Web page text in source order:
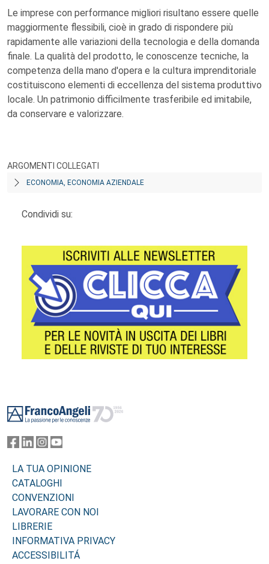
Le imprese con performance migliori risultano essere quelle
maggiormente flessibili, cioè in grado di rispondere più
rapidamente alle variazioni della tecnologia e della domanda
finale. La qualità del prodotto, le conoscenze tecniche, la
competenza della mano d'opera e la cultura imprenditoriale
costituiscono elementi di eccellenza del sistema produttivo
locale. Un patrimonio difficilmente trasferibile ed imitabile,
da conservare e valorizzare.
ARGOMENTI COLLEGATI
ECONOMIA, ECONOMIA AZIENDALE
Condividi su:
LA TUA OPINIONE
CATALOGHI
CONVENZIONI
LAVORARE CON NOI
LIBRERIE
INFORMATIVA PRIVACY
ACCESSIBILITÁ